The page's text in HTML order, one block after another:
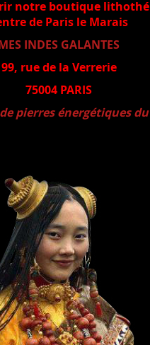
notre boutique
de Paris le Marais
INDES GALANTES
99, rue de la Verrerie
75004 PARIS
pierres énergétiques